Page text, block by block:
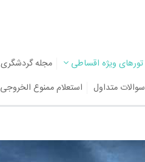
تورهای ویژه اقساطی مجله گردشگری
سوالات متداول استعلام ممنوع الخروجی